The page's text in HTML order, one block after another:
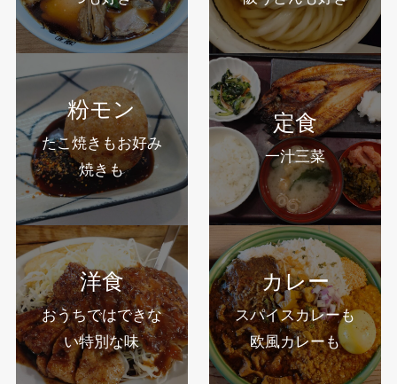
粉モン
たこ焼きもお好み
焼きも
定食
一汁三菜
洋食
おうちではできな
い特別な味
カレー
スパイスカレーも
欧風カレーも